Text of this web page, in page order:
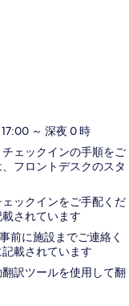
～ 深夜 0 時
ェックインの手順をご
フロントデスクのスタ
ックインをご手配くだ
されています
前に施設までご連絡く
載されています
訳ツールを使用して翻